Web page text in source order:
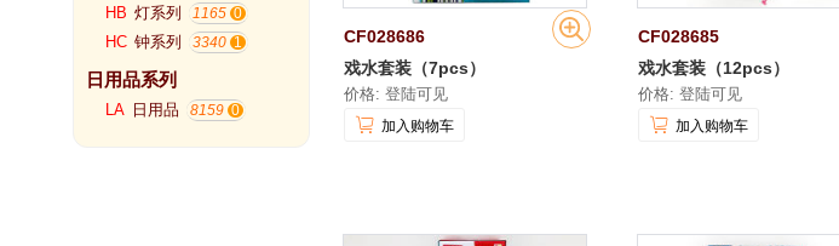
HB 灯系列 1165
HC 钟系列 3340
日用品系列
LA 日用品 8159
CF028686
戏水套装（7pcs）
价格: 登陆可见
加入购物车
CF028685
戏水套装（12pcs）
价格: 登陆可见
加入购物车